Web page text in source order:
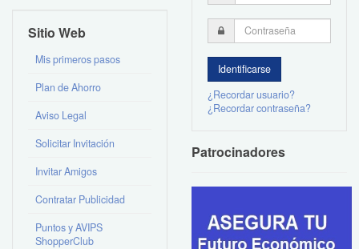
Sitio Web
Mis primeros pasos
Plan de Ahorro
Aviso Legal
Solicitar Invitación
Invitar Amigos
Contratar Publicidad
Puntos y AVIPS
ShopperClub
¿Recordar usuario?
¿Recordar contraseña?
Patrocinadores